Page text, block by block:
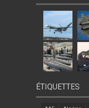
ÉTIQUETTES